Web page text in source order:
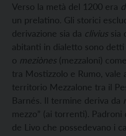
Verso la metà del 1200 era
un prelatino. Gli storici
derivazione sia da clivius sia
abitanti in dialetto sono detti
o meziònes (mezzaloni)
tra Mostizzolo e Rumo, vale
territorio Mezzalone tra il
Barnés. Il termine deriva da
mezzo” (ai torrenti). Padroni
de Livo che possedevano i